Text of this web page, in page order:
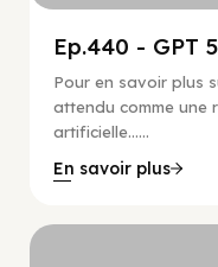
Ep.440 - GPT
Pour en savoir plus
attendu comme une
artificielle…...
En savoir plus